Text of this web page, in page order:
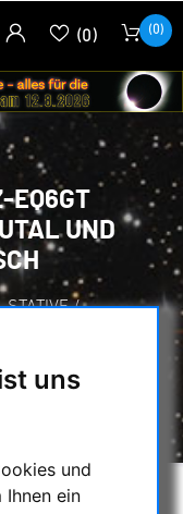
uns
und
Ihnen ein
(0) (0)
EQ6GT
UND
STATIVE /
-